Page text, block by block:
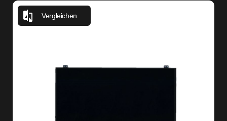
Vergleichen